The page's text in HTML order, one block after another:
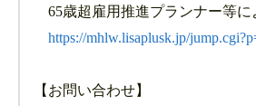
65歳超雇用推進プランナー等に
https://mhlw.lisaplusk.jp/
【お問い合わせ】